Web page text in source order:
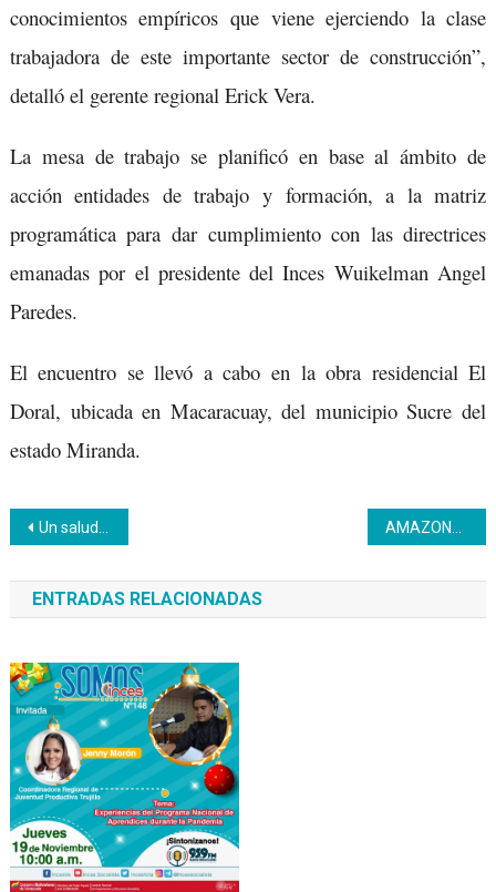
conocimientos empíricos que viene ejerciendo la clase
trabajadora de este importante sector de construcción”,
detalló el gerente regional Erick Vera.
La mesa de trabajo se planificó en base al ámbito de
acción entidades de trabajo y formación, a la matriz
programática para dar cumplimiento con las directrices
emanadas por el presidente del Inces Wuikelman Angel
Paredes.
El encuentro se llevó a cabo en la obra residencial El
Doral, ubicada en Macaracuay, del municipio Sucre del
estado Miranda.
Navegación
de
entradas
Un saludo revolucionario a todas las mujeres en la celebración del Día Internacional de la Mujer
ENTRADAS RELACIONADAS